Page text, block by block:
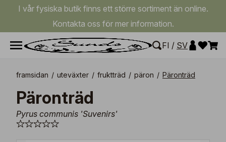
I vår fysiska butik finns ett större sortiment än online.
Kontakta oss för mer information.
FI / SV
framsidan / uteväxter / fruktträd / päron / Päronträd
Päronträd
Pyrus communis 'Suvenirs'